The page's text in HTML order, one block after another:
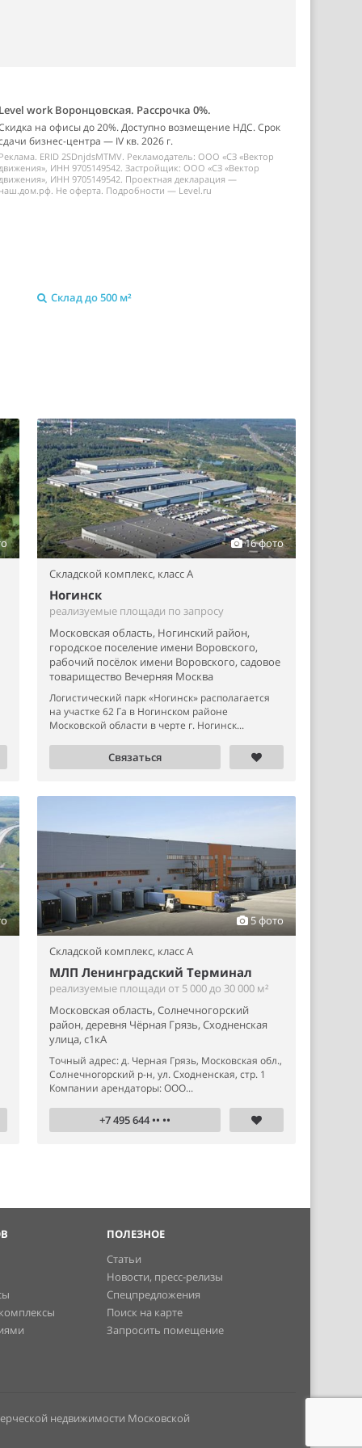
Level work Воронцовская. Рассрочка 0%.
на офисы до 20%. Доступно возмещение НДС. Срок
бизнес-центра — IV кв. 2026 г.
Реклама. ERID 2SDnjdsMTMV. Рекламодатель: ООО «СЗ «Вектор
ИНН 9705149542. Застройщик: ООО «СЗ «Вектор
ИНН 9705149542. Проектная декларация —
наш.дом.рф. Не оферта. Подробности — Level.ru
Склад до 500 м²
16 фото
Складской комплекс, класс A
Ногинск
реализуемые площади по запросу
Московская область, Ногинский район,
городское поселение имени Воровского,
рабочий посёлок имени Воровского, садовое
товарищество Вечерняя Москва
Логистический парк «Ногинск» располагается
на участке 62 Га в Ногинском районе
Московской области в черте г. Ногинск...
Связаться
5 фото
Складской комплекс, класс A
МЛП Ленинградский Терминал
реализуемые площади от 5 000 до 30 000 м²
Московская область, Солнечногорский
район, деревня Чёрная Грязь, Сходненская
улица, с1кА
Точный адрес: д. Черная Грязь, Московская обл.,
Солнечногорский р-н, ул. Сходненская, стр. 1
Компании арендаторы: ООО...
+7 495 644 •• ••
ПОЛЕЗНОЕ
Статьи
Новости, пресс-релизы
Спецпредложения
Поиск на карте
Запросить помещение
недвижимости Московской